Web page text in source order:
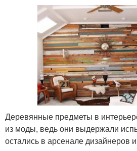
Деревянные предметы в
из моды, ведь они выдержали
остались в арсенале дизайнеров